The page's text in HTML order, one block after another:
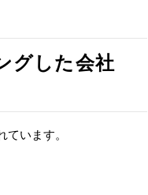
グした会社
います。